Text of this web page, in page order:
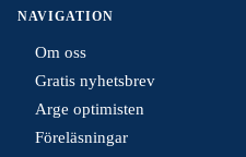
NAVIGATION
Om oss
Gratis nyhetsbrev
Arge optimisten
Föreläsningar